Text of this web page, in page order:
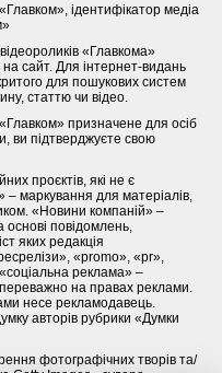
ідентифікатор медіа
«Главкома»
сайт. Для інтернет-видань
для пошукових систем
статтю чи відео.
призначене для осіб
ви підтверджуєте свою
проєктів, які не є
маркування для матеріалів,
«Новини компаній» –
повідомлень,
яких редакція
«promo», «pr»,
«соціальна реклама» –
переважно на правах реклами.
несе рекламодавець.
авторів рубрики «Думки
фотографічних творів та/